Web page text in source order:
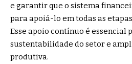
e garantir que o sistema
para apoiá-lo em todas as
Esse apoio contínuo é essencial
sustentabilidade do setor e
produtiva.